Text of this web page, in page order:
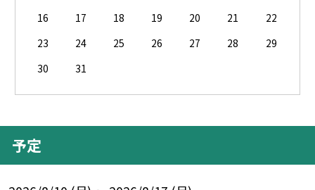
16
17 18 19 20 21
22
23
24 25 26 27 28
29
30
31
予定